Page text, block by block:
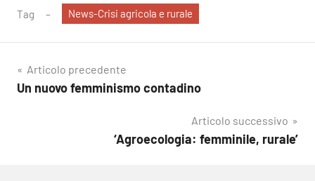
Tag News-Crisi agricola e rurale
Navigazione
articoli
Articolo precedente
Un nuovo femminismo contadino
Articolo successivo
‘Agroecologia: femminile, rurale’